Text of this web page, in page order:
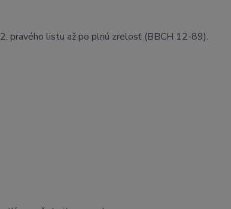
pravého listu až po plnú zrelosť (BBCH 12-89).